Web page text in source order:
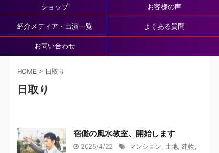
ショップ お客様の声
紹介メディア・出演一覧 よくある質問
お問い合わせ
HOME > 日取り
日取り
宿儺の風水教室、開始します
2025/4/22 マンション, 土地, 建物,